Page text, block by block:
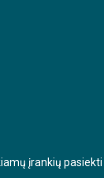
įrankių pasiekti